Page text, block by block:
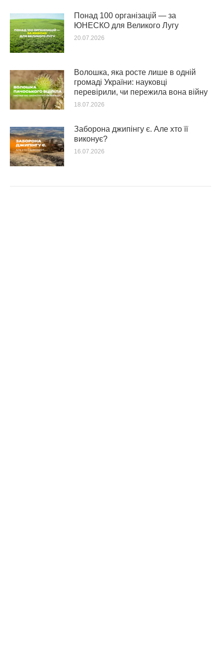
Понад 100 організацій — за
ЮНЕСКО для Великого Лугу
20.07.2026
Волошка, яка росте лише в одній
громаді України: науковці
перевірили, чи пережила вона війну
18.07.2026
Заборона джипінгу є. Але хто її
виконує?
16.07.2026